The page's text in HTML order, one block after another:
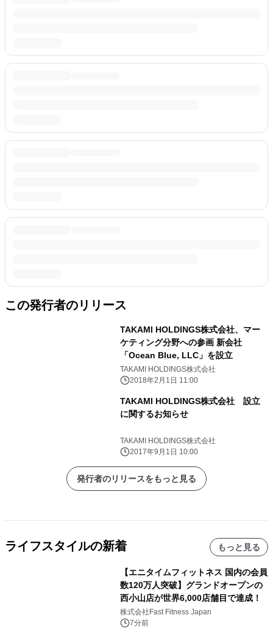
この発行者のリリース
TAKAMI HOLDINGS株式会社、マー
ケティング分野への参画 新会社
「Ocean Blue, LLC」を設立
TAKAMI HOLDINGS株式会社
2018年2月1日 11:00
TAKAMI HOLDINGS株式会社 設立
に関するお知らせ
TAKAMI HOLDINGS株式会社
2017年9月1日 10:00
発行者のリリースをもっと見る
ライフスタイルの新着 もっと見る
【エニタイムフィットネス 国内の会員
数120万人突破】グランドオープンの
西小山店が世界6,000店舗目で達成！
株式会社Fast Fitness Japan
7分前